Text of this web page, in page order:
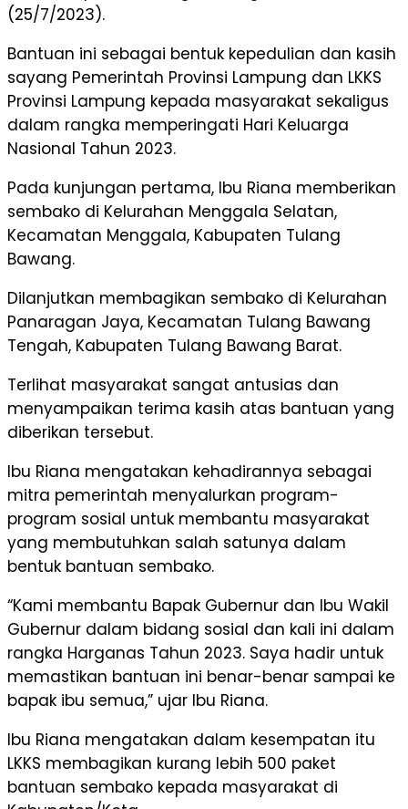
(25/7/2023).
Bantuan ini sebagai bentuk kepedulian dan kasih
sayang Pemerintah Provinsi Lampung dan LKKS
Provinsi Lampung kepada masyarakat sekaligus
dalam rangka memperingati Hari Keluarga
Nasional Tahun 2023.
Pada kunjungan pertama, Ibu Riana memberikan
sembako di Kelurahan Menggala Selatan,
Kecamatan Menggala, Kabupaten Tulang
Bawang.
Dilanjutkan membagikan sembako di Kelurahan
Panaragan Jaya, Kecamatan Tulang Bawang
Tengah, Kabupaten Tulang Bawang Barat.
Terlihat masyarakat sangat antusias dan
menyampaikan terima kasih atas bantuan yang
diberikan tersebut.
Ibu Riana mengatakan kehadirannya sebagai
mitra pemerintah menyalurkan program-
program sosial untuk membantu masyarakat
yang membutuhkan salah satunya dalam
bentuk bantuan sembako.
“Kami membantu Bapak Gubernur dan Ibu Wakil
Gubernur dalam bidang sosial dan kali ini dalam
rangka Harganas Tahun 2023. Saya hadir untuk
memastikan bantuan ini benar-benar sampai ke
bapak ibu semua,” ujar Ibu Riana.
Ibu Riana mengatakan dalam kesempatan itu
LKKS membagikan kurang lebih 500 paket
bantuan sembako kepada masyarakat di